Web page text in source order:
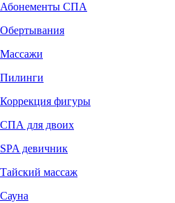
Абонементы СПА
Обертывания
Массажи
Пилинги
Коррекция фигуры
СПА для двоих
SPA девичник
Тайский массаж
Сауна